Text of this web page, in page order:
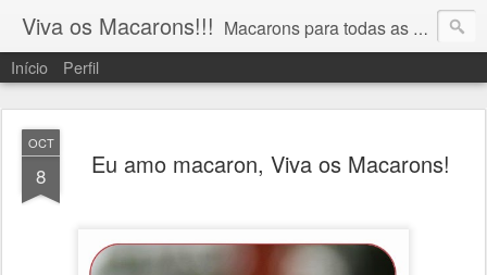
Viva os Macarons!!! Macarons para todas as ocasiões!!! 19 9 91065743 vivaosmacarons@gmail.com
Início Perfil
OCT
8 Eu amo macaron, Viva os Macarons!